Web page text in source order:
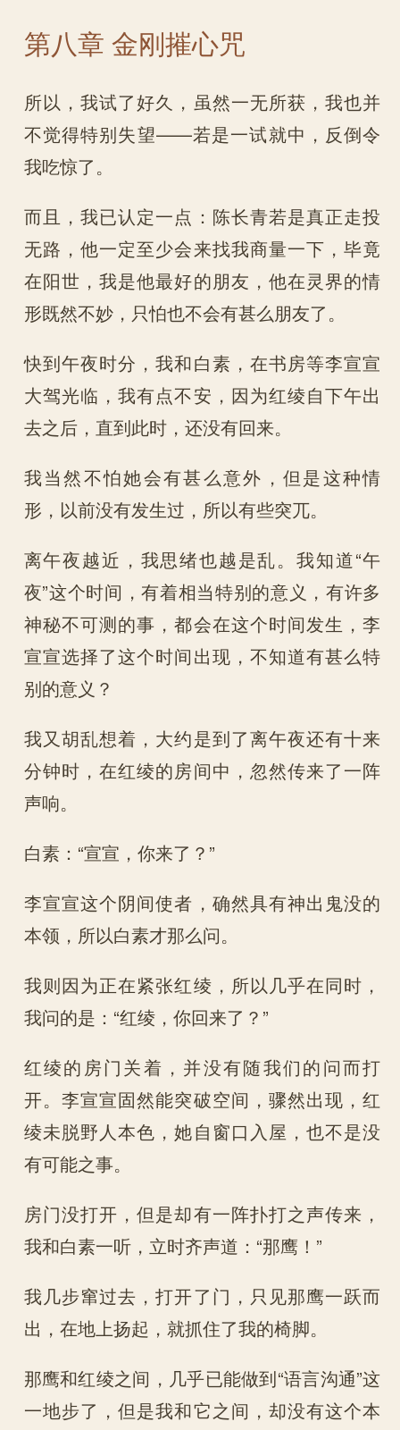
第八章 金刚摧心咒
所以，我试了好久，虽然一无所获，我也并
不觉得特别失望——若是一试就中，反倒令
我吃惊了。
而且，我已认定一点：陈长青若是真正走投
无路，他一定至少会来找我商量一下，毕竟
在阳世，我是他最好的朋友，他在灵界的情
形既然不妙，只怕也不会有甚么朋友了。
快到午夜时分，我和白素，在书房等李宣宣
大驾光临，我有点不安，因为红绫自下午出
去之后，直到此时，还没有回来。
我当然不怕她会有甚么意外，但是这种情
形，以前没有发生过，所以有些突兀。
离午夜越近，我思绪也越是乱。我知道“午
夜”这个时间，有着相当特别的意义，有许多
神秘不可测的事，都会在这个时间发生，李
宣宣选择了这个时间出现，不知道有甚么特
别的意义？
我又胡乱想着，大约是到了离午夜还有十来
分钟时，在红绫的房间中，忽然传来了一阵
声响。
白素：“宣宣，你来了？”
李宣宣这个阴间使者，确然具有神出鬼没的
本领，所以白素才那么问。
我则因为正在紧张红绫，所以几乎在同时，
我问的是：“红绫，你回来了？”
红绫的房门关着，并没有随我们的问而打
开。李宣宣固然能突破空间，骤然出现，红
绫未脱野人本色，她自窗口入屋，也不是没
有可能之事。
房门没打开，但是却有一阵扑打之声传来，
我和白素一听，立时齐声道：“那鹰！”
我几步窜过去，打开了门，只见那鹰一跃而
出，在地上扬起，就抓住了我的椅脚。
那鹰和红绫之间，几乎已能做到“语言沟通”这
一地步了，但是我和它之间，却没有这个本